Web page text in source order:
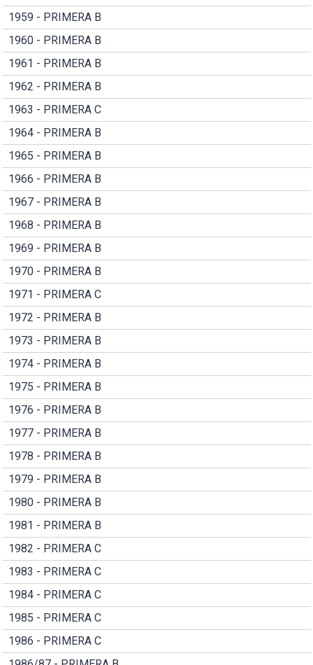
1959 - PRIMERA B
1960 - PRIMERA B
1961 - PRIMERA B
1962 - PRIMERA B
1963 - PRIMERA C
1964 - PRIMERA B
1965 - PRIMERA B
1966 - PRIMERA B
1967 - PRIMERA B
1968 - PRIMERA B
1969 - PRIMERA B
1970 - PRIMERA B
1971 - PRIMERA C
1972 - PRIMERA B
1973 - PRIMERA B
1974 - PRIMERA B
1975 - PRIMERA B
1976 - PRIMERA B
1977 - PRIMERA B
1978 - PRIMERA B
1979 - PRIMERA B
1980 - PRIMERA B
1981 - PRIMERA B
1982 - PRIMERA C
1983 - PRIMERA C
1984 - PRIMERA C
1985 - PRIMERA C
1986 - PRIMERA C